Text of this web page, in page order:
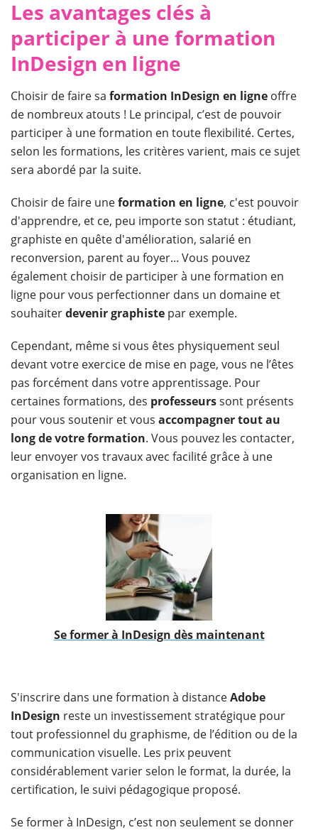
​Les avantages clés à
participer à une formation
InDesign en ligne
Choisir de faire sa formation InDesign en ligne offre
de nombreux atouts ! Le principal, c’est de pouvoir
participer à une formation en toute flexibilité. Certes,
selon les formations, les critères varient, mais ce sujet
sera abordé par la suite.
Choisir de faire uneformation en ligne, c'est pouvoir
d'apprendre, et ce, peu importe son statut : étudiant,
graphiste en quête d'amélioration, salarié en
reconversion, parent au foyer... Vous pouvez
également choisir de participer à une formation en
ligne pour vous perfectionner dans un domaine et
souhaiterdevenir graphiste par exemple.
Cependant, même si vous êtes physiquement seul
devant votre exercice de mise en page, vous ne l’êtes
pas forcément dans votre apprentissage. Pour
certaines formations, des professeurssont présents
pour vous soutenir et vous accompagner tout au
long de votre formation. Vous pouvez les contacter,
leur envoyer vos travaux avec facilité grâce à une
organisation en ligne.
Se former à InDesign dès maintenant
​S'inscrire dans une formation à distanceAdobe
InDesign reste un investissement stratégique pour
tout professionnel du graphisme, de l’édition ou de la
communication visuelle. Les prix peuvent
considérablement varier selon le format, la durée, la
certification, le suivi pédagogique proposé.
Se former à InDesign, c’est non seulement se donner